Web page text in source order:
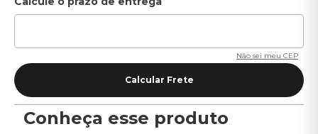
Não sei meu CEP
Conheça esse produto